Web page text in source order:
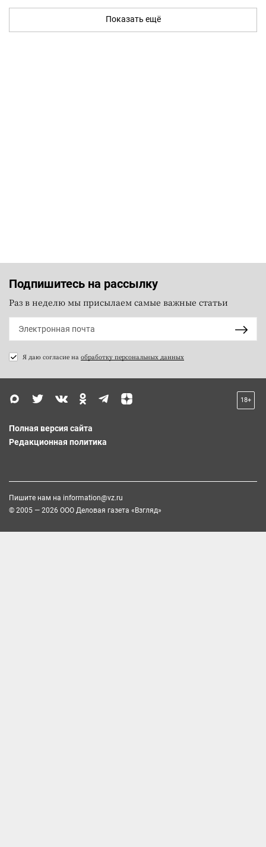
Показать ещё
Подпишитесь на рассылку
Раз в неделю мы присылаем самые важные статьи
Я даю согласие на обработку персональных данных
18+
Полная версия сайта
Редакционная политика
Пишите нам на information@vz.ru
© 2005 — 2026 ООО Деловая газета «Взгляд»